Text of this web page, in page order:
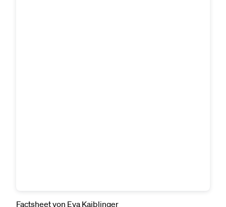
Factsheetvon Eva Kaiblinger